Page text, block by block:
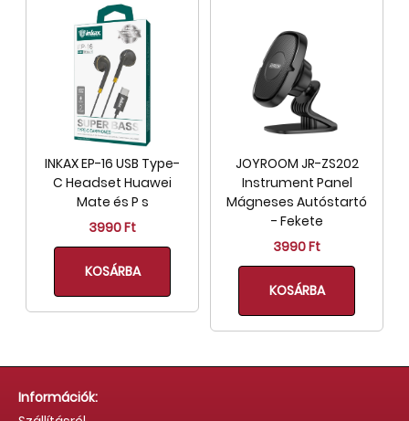
INKAX EP-16 USB Type-
C Headset Huawei
Mate és P s
3990 Ft
KOSÁRBA
JOYROOM JR-ZS202
Instrument Panel
Mágneses Autóstartó
- Fekete
3990 Ft
KOSÁRBA
Információk: